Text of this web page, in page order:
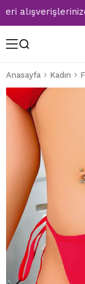
Anasayfa Kadın